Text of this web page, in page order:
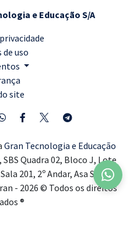
e Educação S/A
de uso
site
Gran Tecnologia e Educação
SBS Quadra 02, Bloco J, Lote
201, 2º Andar, Asa Sul,
- 2026 © Todos os direitos
®